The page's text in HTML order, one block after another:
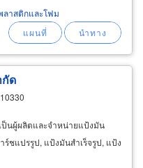
น,
, หลอด
ายเอง
ลาสติกและโฟม
กัด
ป็นผู้ผลิตและจำหน่ายแป้งมัน
ชแปรรูป, แป้งมันสำเร็จรูป, แป้ง